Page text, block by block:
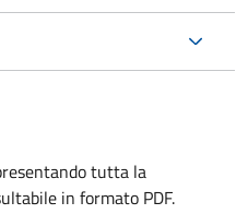
tutta la
in formato PDF.